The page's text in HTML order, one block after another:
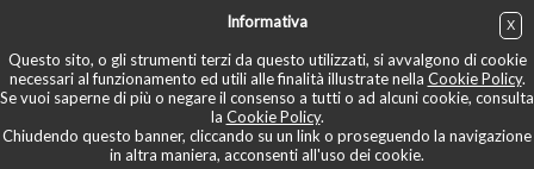
Informativa
Questo sito, o gli strumenti terzi da questo utilizzati, si avvalgono di cookie
necessari al funzionamento ed utili alle finalità illustrate nella Cookie Policy.
Se vuoi saperne di più o negare il consenso a tutti o ad alcuni cookie, consulta
la Cookie Policy.
Chiudendo questo banner, cliccando su un link o proseguendo la navigazione
in altra maniera, acconsenti all'uso dei cookie.
X